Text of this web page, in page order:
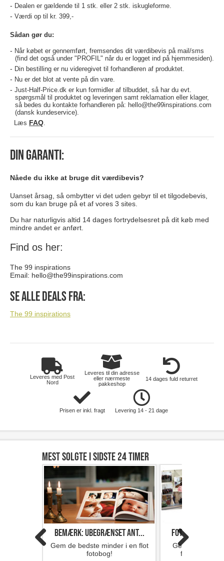
Dealen er gældende til 1 stk. eller 2 stk. iskugleforme.
Værdi op til kr. 399,-
Sådan gør du:
Når købet er gennemført, fremsendes dit værdibevis på mail/sms
(find det også under "PROFIL" når du er logget ind på hjemmesiden).
Din bestilling er nu videregivet til forhandleren af produktet.
Nu er det blot at vente på din vare.
Just-Half-Price.dk er kun formidler af tilbuddet, så har du evt.
spørgsmål til produktet og leveringen samt reklamation eller klager,
så bedes du kontakte forhandleren på: hello@the99inspirations.com
(dansk kundeservice).
Læs FAQ.
Din garanti:
Nåede du ikke at bruge dit værdibevis?
Uanset årsag, så ombytter vi det uden gebyr til et tilgodebevis,
som du kan bruge på et af vores 3 sites.
Du har naturligvis altid 14 dages fortrydelsesret på dit køb med
mindre andet er anført.
Find os her:
The 99 inspirations
Email: hello@the99inspirations.com
Se alle deals fra:
The 99 inspirations
Leveres med Post
Nord
Leveres til din adresse
eller nærmeste
pakkeshop
14 dages fuld returret
Prisen er inkl. fragt Levering 14 - 21 dage
Mest solgte i sidste 24 timer
Bemærk: Ubegrænset ant...
Gem de bedste minder i en flot
fotobog!
Fotobog med
Gem minderne
fotobog fra